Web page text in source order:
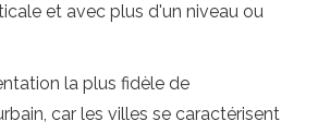
et avec plus d'un niveau ou
la plus fidèle de
car les villes se caractérisent